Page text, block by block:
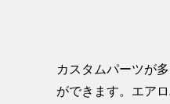
カスタムパーツが
ができます。エア